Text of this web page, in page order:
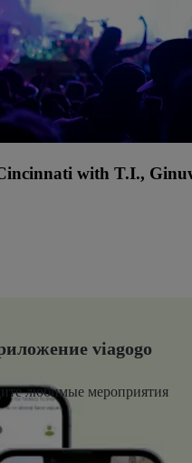
with T.I.,
viagogo
любимые мероприятия